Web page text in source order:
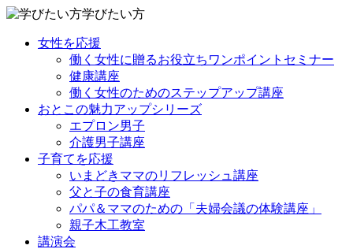
学びたい方
女性を応援
働く女性に贈るお役立ちワンポイントセミナー
健康講座
働く女性のためのステップアップ講座
おとこの魅力アップシリーズ
エプロン男子
介護男子講座
子育てを応援
いまどきママのリフレッシュ講座
父と子の食育講座
パパ＆ママのための「夫婦会議の体験講座」
親子木工教室
講演会